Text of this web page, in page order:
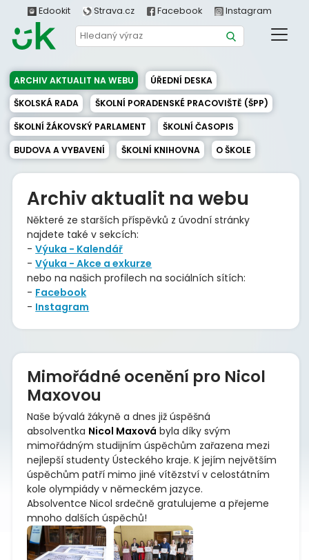
Edookit Strava.cz Facebook Instagram
ARCHIV AKTUALIT NA WEBU
ÚŘEDNÍ DESKA
ŠKOLSKÁ RADA
ŠKOLNÍ PORADENSKÉ PRACOVIŠTĚ (ŠPP)
ŠKOLNÍ ŽÁKOVSKÝ PARLAMENT
ŠKOLNÍ ČASOPIS
BUDOVA A VYBAVENÍ
ŠKOLNÍ KNIHOVNA O ŠKOLE
Archiv aktualit na webu
Některé ze starších příspěvků z úvodní stránky
najdete také v sekcích:
-Výuka - Kalendář
-Výuka - Akce a exkurze
nebo na našich profilech na sociálních sítích:
- Facebook
- Instagram
Mimořádné ocenění pro Nicol
Maxovou
Naše bývalá žákyně a dnes již úspěšná
absolventka Nicol Maxová byla díky svým
mimořádným studijním úspěchům zařazena mezi
nejlepší studenty Ústeckého kraje. K jejím největším
úspěchům patří mimo jiné vítězství v celostátním
kole olympiády v německém jazyce.
Absolventce Nicol srdečně gratulujeme a přejeme
mnoho dalších úspěchů!